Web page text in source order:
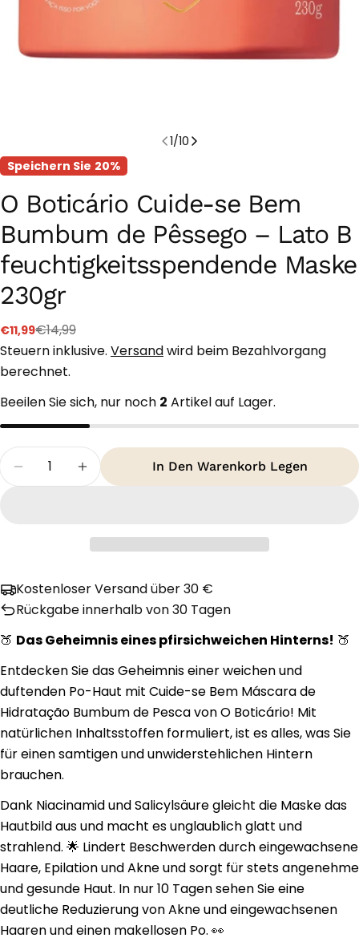
1/10
Speichern Sie 20%
O Boticário Cuide-se Bem
Bumbum de Pêssego – Lato B
feuchtigkeitsspendende Maske
230gr
Verkaufspreis
€11,99
Regulärer
Preis
€14,99
Steuern inklusive. Versandwird beim Bezahlvorgang
berechnet.
Beeilen Sie sich, nur noch 2 Artikel auf Lager.
Menge
Menge Für O Boticário Cuide-Se Bem
Menge Für O Boticário Cuide-Se
In Den Warenkorb Legen
Kostenloser Versand über 30 €
Rückgabe innerhalb von 30 Tagen
🍑 Das Geheimnis eines pfirsichweichen Hinterns! 🍑
Entdecken Sie das Geheimnis einer weichen und
duftenden Po-Haut mit Cuide-se Bem Máscara de
Hidratação Bumbum de Pesca von O Boticário! Mit
natürlichen Inhaltsstoffen formuliert, ist es alles, was Sie
für einen samtigen und unwiderstehlichen Hintern
brauchen.
Dank Niacinamid und Salicylsäure gleicht die Maske das
Hautbild aus und macht es unglaublich glatt und
strahlend. 🌟 Lindert Beschwerden durch eingewachsene
Haare, Epilation und Akne und sorgt für stets angenehme
und gesunde Haut. In nur 10 Tagen sehen Sie eine
deutliche Reduzierung von Akne und eingewachsenen
Haaren und einen makellosen Po. 👀